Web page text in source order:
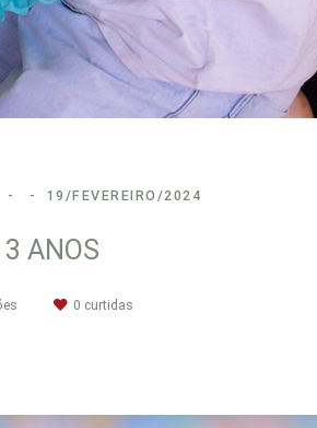
19/FEVEREIRO/2024
3 ANOS
0 curtidas